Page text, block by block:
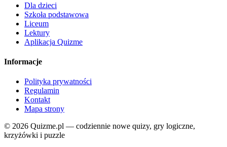
Dla dzieci
Szkoła podstawowa
Liceum
Lektury
Aplikacja Quizme
Informacje
Polityka prywatności
Regulamin
Kontakt
Mapa strony
© 2026 Quizme.pl — codziennie nowe quizy, gry logiczne,
krzyżówki i puzzle